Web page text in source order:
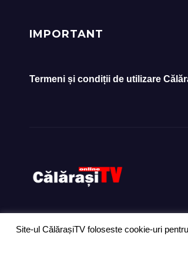
IMPORTANT
Termeni și condiții de utilizare
Site-ul CălărașiTV foloseste cookie-uri